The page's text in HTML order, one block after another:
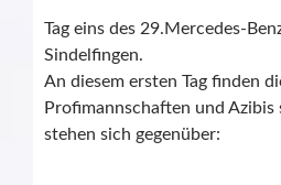
Tag eins des 29.Mercedes-
Sindelfingen.
An diesem ersten Tag finden
Profimannschaften und Azibis
stehen sich gegenüber: